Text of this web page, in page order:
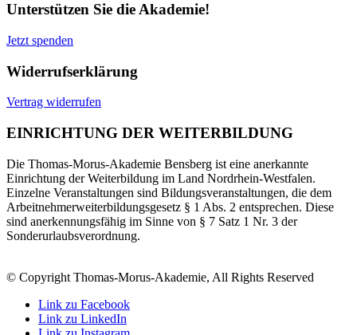
Unterstützen Sie die Akademie!
Jetzt spenden
Widerrufserklärung
Vertrag widerrufen
EINRICHTUNG DER WEITERBILDUNG
Die Thomas-Morus-Akademie Bensberg ist eine anerkannte
Einrichtung der Weiterbildung im Land Nordrhein-Westfalen.
Einzelne Veranstaltungen sind Bildungsveranstaltungen, die dem
Arbeitnehmerweiterbildungsgesetz § 1 Abs. 2 entsprechen. Diese
sind anerkennungsfähig im Sinne von § 7 Satz 1 Nr. 3 der
Sonderurlaubsverordnung.
© Copyright Thomas-Morus-Akademie, All Rights Reserved
Link zu Facebook
Link zu LinkedIn